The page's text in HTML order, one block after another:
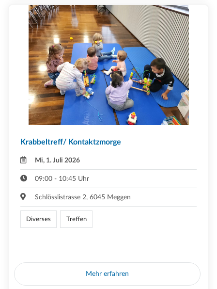
Krabbeltreff/ Kontaktzmorge
Mi, 1. Juli 2026
09:00 - 10:45 Uhr
Schlösslistrasse 2, 6045 Meggen
Diverses Treffen
Mehr erfahren